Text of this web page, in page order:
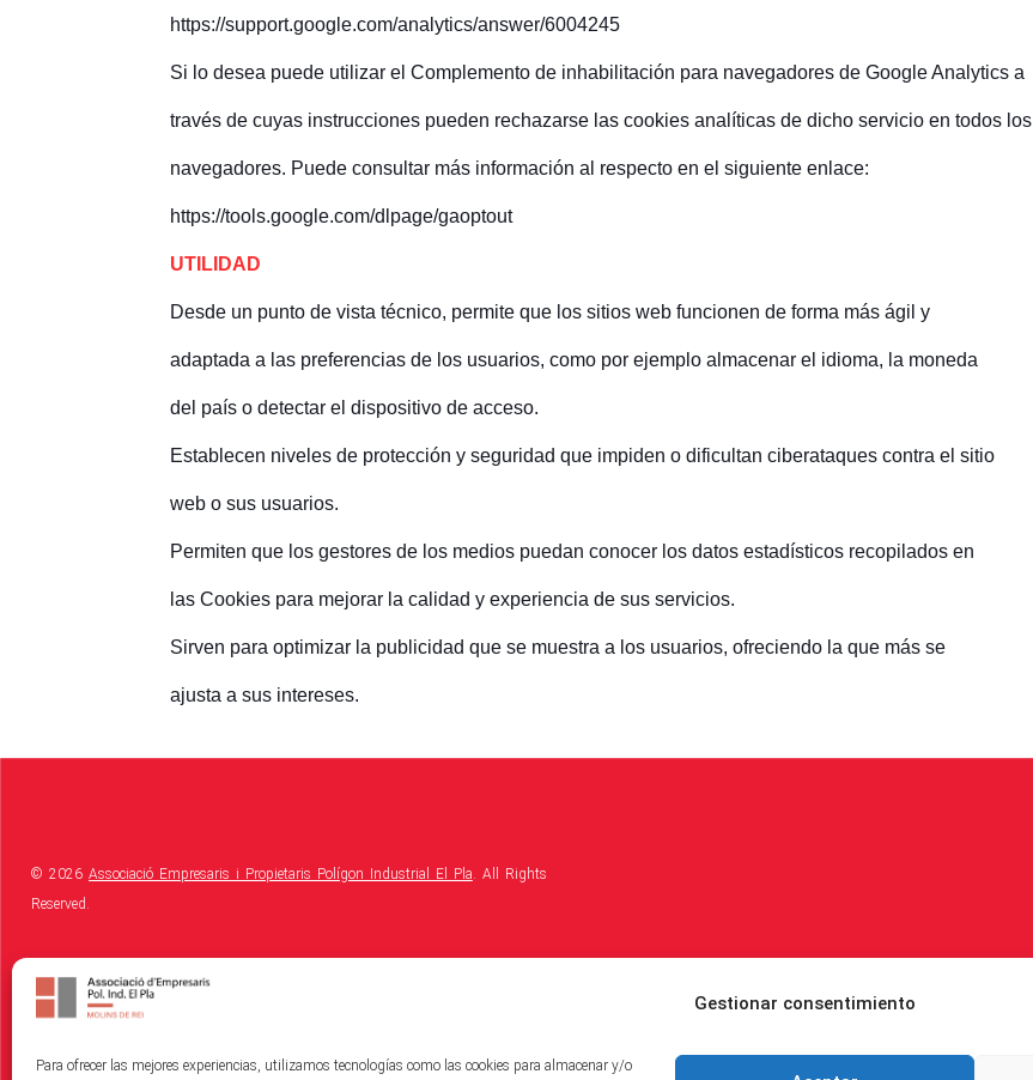
Gestionar consentimiento
Para ofrecer las mejores experiencias, utilizamos tecnologías como las cookies para almacenar y/o
https://support.google.com/analytics/answer/6004245
Si lo desea puede utilizar el Complemento de inhabilitación para navegadores de Google Analytics a
través de cuyas instrucciones pueden rechazarse las cookies analíticas de dicho servicio en todos los
navegadores. Puede consultar más información al respecto en el siguiente enlace:
https://tools.google.com/dlpage/gaoptout
UTILIDAD
Desde un punto de vista técnico, permite que los sitios web funcionen de forma más ágil y
adaptada a las preferencias de los usuarios, como por ejemplo almacenar el idioma, la moneda
del país o detectar el dispositivo de acceso.
Establecen niveles de protección y seguridad que impiden o dificultan ciberataques contra el sitio
web o sus usuarios.
Permiten que los gestores de los medios puedan conocer los datos estadísticos recopilados en
las Cookies para mejorar la calidad y experiencia de sus servicios.
Sirven para optimizar la publicidad que se muestra a los usuarios, ofreciendo la que más se
ajusta a sus intereses.
© 2026Associació Empresaris i Propietaris Polígon Industrial El Pla. All Rights
Reserved.
Política de Cookies| Política de Privacitat